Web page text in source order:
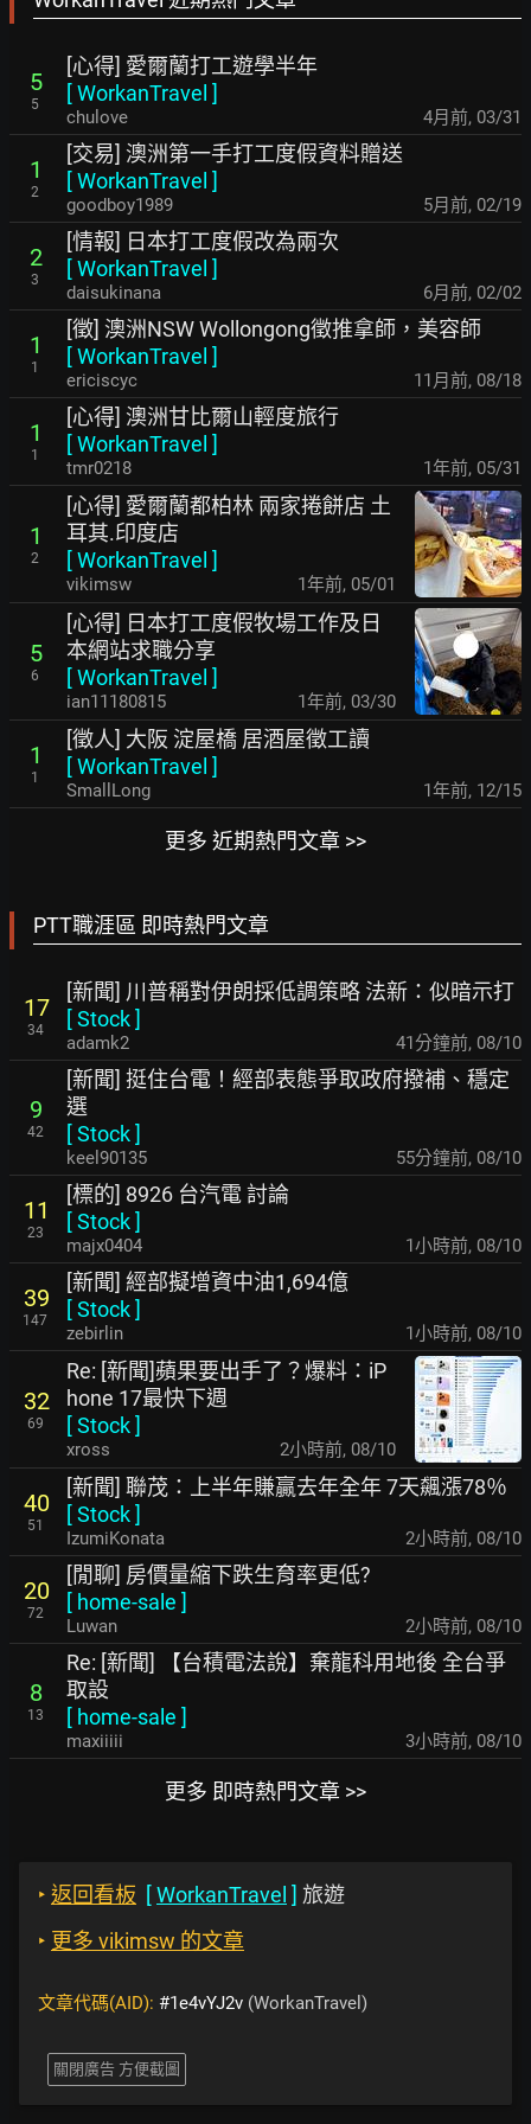
5
5
[心得] 愛爾蘭打工遊學半年
[WorkanTravel ]
chulove 4月前, 03/31
1
2
[交易] 澳洲第一手打工度假資料贈送
[WorkanTravel ]
goodboy1989 5月前, 02/19
2
3
[情報] 日本打工度假改為兩次
[WorkanTravel ]
daisukinana 6月前, 02/02
1
1
[徵] 澳洲NSW Wollongong徵推拿師，美容師
[WorkanTravel ]
ericiscyc 11月前, 08/18
1
1
[心得] 澳洲甘比爾山輕度旅行
[WorkanTravel ]
tmr0218 1年前, 05/31
1
2
[心得] 愛爾蘭都柏林 兩家捲餅店 土
耳其.印度店
[WorkanTravel ]
vikimsw 1年前, 05/01
5
6
[心得] 日本打工度假牧場工作及日
本網站求職分享
[WorkanTravel ]
ian11180815 1年前, 03/30
1
1
[徵人] 大阪 淀屋橋 居酒屋徵工讀
[WorkanTravel ]
SmallLong 1年前, 12/15
更多 近期熱門文章 >>
PTT職涯區 即時熱門文章
17
34
[新聞] 川普稱對伊朗採低調策略 法新：似暗示打
[Stock]
adamk2 41分鐘前, 08/10
9
42
[新聞] 挺住台電！經部表態爭取政府撥補、穩定
選
[Stock]
keel90135 55分鐘前, 08/10
11
23
[標的] 8926 台汽電 討論
[Stock]
majx0404 1小時前, 08/10
39
147
[新聞] 經部擬增資中油1,694億
[Stock]
zebirlin 1小時前, 08/10
32
69
Re: [新聞]蘋果要出手了？爆料：iP
hone 17最快下週
[Stock]
xross 2小時前, 08/10
40
51
[新聞] 聯茂：上半年賺贏去年全年 7天飆漲78％
[Stock]
IzumiKonata 2小時前, 08/10
20
72
[閒聊] 房價量縮下跌生育率更低?
[ home-sale ]
Luwan 2小時前, 08/10
8
13
Re: [新聞] 【台積電法說】棄龍科用地後 全台爭
取設
[ home-sale ]
maxiiiii 3小時前, 08/10
更多 即時熱門文章 >>
‣ 返回看板 [WorkanTravel ] 旅遊
‣ 更多 vikimsw 的文章
文章代碼(AID): #1e4vYJ2v (WorkanTravel)
關閉廣告 方便截圖